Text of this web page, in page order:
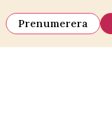
Prenumerera